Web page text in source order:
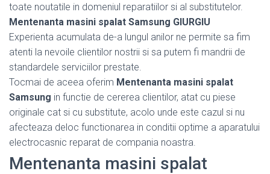
toate noutatile in domeniul reparatiilor si al substitutelor.
Mentenanta masini spalat Samsung GIURGIU
Experienta acumulata de-a lungul anilor ne permite sa fim
atenti la nevoile clientilor nostrii si sa putem fi mandrii de
standardele serviciilor prestate.
Tocmai de aceea oferim Mentenanta masini spalat
Samsung in functie de cererea clientilor, atat cu piese
originale cat si cu substitute, acolo unde este cazul si nu
afecteaza deloc functionarea in conditii optime a aparatului
electrocasnic reparat de compania noastra.
Mentenanta masini spalat